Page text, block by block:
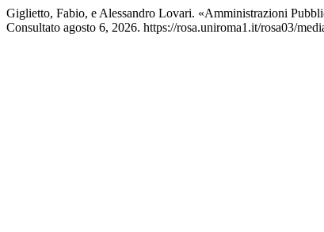
Giglietto, Fabio, e Alessandro Lovari. «Amministrazioni
Consultato agosto 6, 2026. https://rosa.uniroma1.it/rosa03/